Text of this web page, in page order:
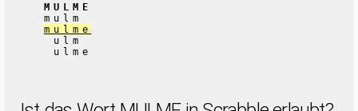
MULME
mulm
mulme
ulm
ulme